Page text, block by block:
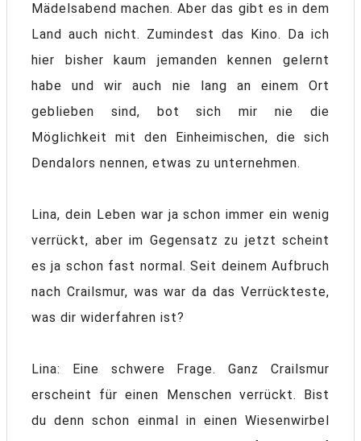
Mädelsabend machen. Aber das gibt es in dem
Land auch nicht. Zumindest das Kino. Da ich
hier bisher kaum jemanden kennen gelernt
habe und wir auch nie lang an einem Ort
geblieben sind, bot sich mir nie die
Möglichkeit mit den Einheimischen, die sich
Dendalors nennen, etwas zu unternehmen.
Lina, dein Leben war ja schon immer ein wenig
verrückt, aber im Gegensatz zu jetzt scheint
es ja schon fast normal. Seit deinem Aufbruch
nach Crailsmur, was war da das Verrückteste,
was dir widerfahren ist?
Lina: Eine schwere Frage. Ganz Crailsmur
erscheint für einen Menschen verrückt. Bist
du denn schon einmal in einen Wiesenwirbel